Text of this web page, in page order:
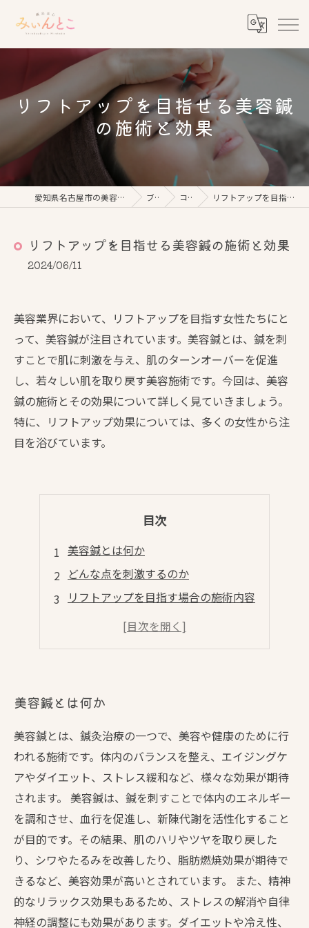
リフトアップを目指せる美容鍼
の施術と効果
愛知県名古屋市の美容鍼なら鍼灸美心みぃんとこ ブログ コラム リフトアップを目指せる美容鍼の施術と効果
リフトアップを目指せる美容鍼の施術と効果
2024/06/11
美容業界において、リフトアップを目指す女性たちにと
って、美容鍼が注目されています。美容鍼とは、鍼を刺
すことで肌に刺激を与え、肌のターンオーバーを促進
し、若々しい肌を取り戻す美容施術です。今回は、美容
鍼の施術とその効果について詳しく見ていきましょう。
特に、リフトアップ効果については、多くの女性から注
目を浴びています。
目次
美容鍼とは何か
どんな点を刺激するのか
リフトアップを目指す場合の施術内容
美容鍼の効果とは
美容鍼とは何か
美容鍼とは、鍼灸治療の一つで、美容や健康のために行
われる施術です。体内のバランスを整え、エイジングケ
アやダイエット、ストレス緩和など、様々な効果が期待
されます。 美容鍼は、鍼を刺すことで体内のエネルギー
を調和させ、血行を促進し、新陳代謝を活性化すること
が目的です。その結果、肌のハリやツヤを取り戻した
り、シワやたるみを改善したり、脂肪燃焼効果が期待で
きるなど、美容効果が高いとされています。 また、精神
的なリラックス効果もあるため、ストレスの解消や自律
神経の調整にも効果があります。ダイエットや冷え性、